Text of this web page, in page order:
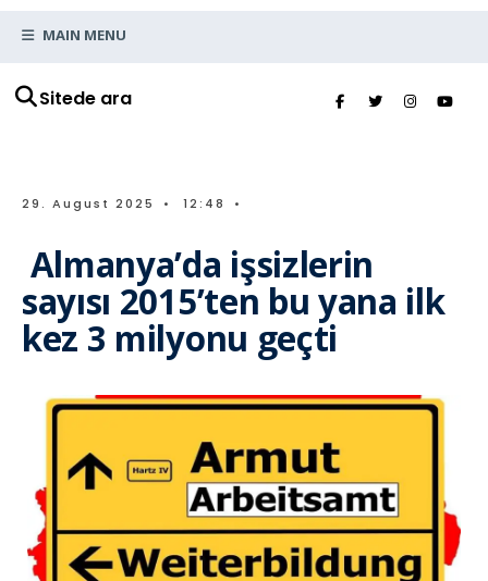
Sitede ara
MAIN MENU
29. August 2025 • 12:48 •
Almanya’da işsizlerin
sayısı 2015’ten bu yana ilk
kez 3 milyonu geçti